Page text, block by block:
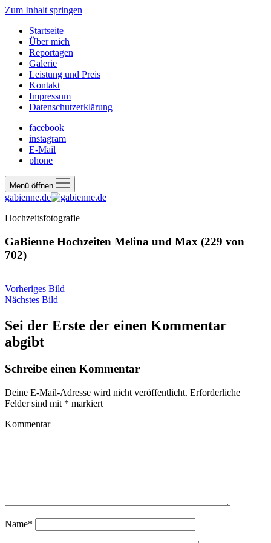
Zum Inhalt springen
Startseite
Über mich
Reportagen
Galerie
Leistung und Preis
Kontakt
Impressum
Datenschutzerklärung
facebook
instagram
E-Mail
phone
Menü öffnen
gabienne.de
Hochzeitsfotografie
GaBienne Hochzeiten Melina und Max (229 von
702)
Vorheriges Bild
Nächstes Bild
Sei der Erste der einen Kommentar
abgibt
Schreibe einen Kommentar
Deine E-Mail-Adresse wird nicht veröffentlicht. Erforderliche
Felder sind mit * markiert
Kommentar
Name*